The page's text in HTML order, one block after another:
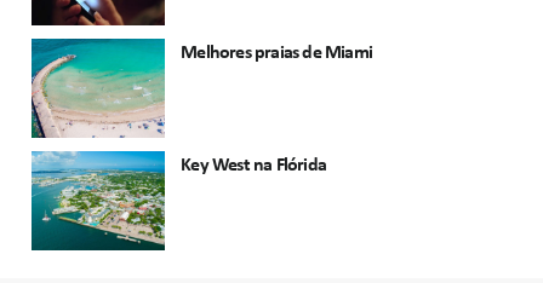
Melhores praias de Miami
Key West na Flórida